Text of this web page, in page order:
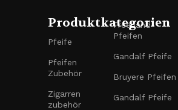
Produktkategorien
Pfeife
Pfeifen
Zubehör
Zigarren
zubehör
Freehand-
Pfeifen
Gandalf Pfeife
Bruyere Pfeifen
Gandalf Pfeife